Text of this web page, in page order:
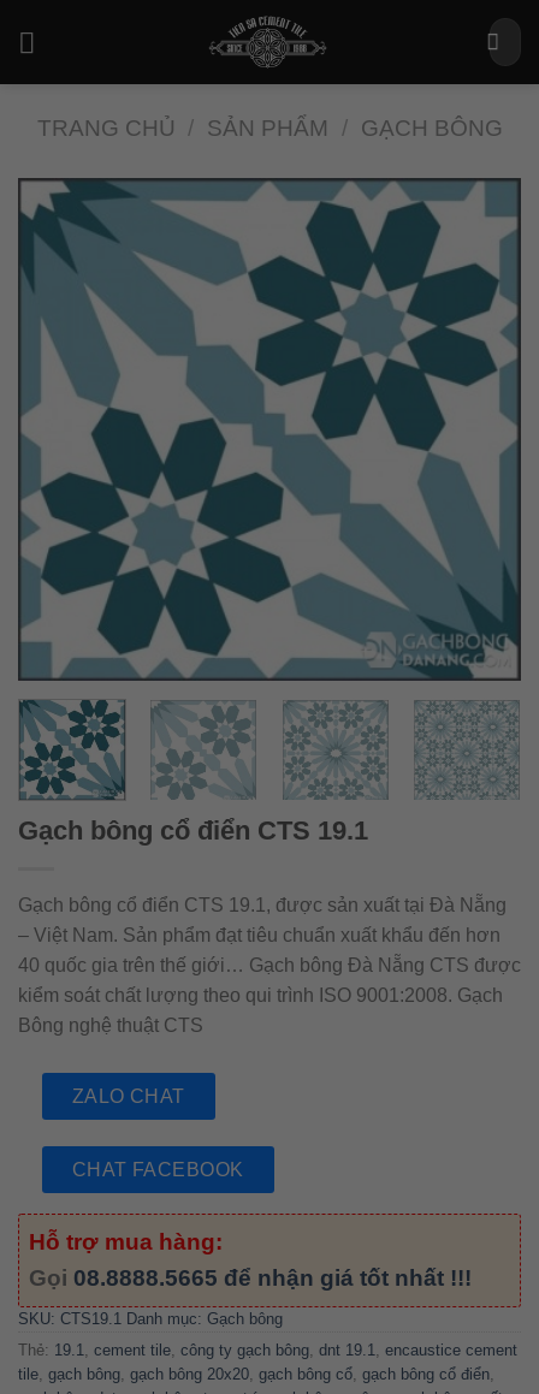
Tìm
kiếm:
TRANG CHỦ / SẢN PHẨM / GẠCH BÔNG
Gạch bông cổ điển CTS 19.1
Gạch bông cổ điển CTS 19.1, được sản xuất tại Đà Nẵng
– Việt Nam. Sản phẩm đạt tiêu chuẩn xuất khẩu đến hơn
40 quốc gia trên thế giới… Gạch bông Đà Nẵng CTS được
kiểm soát chất lượng theo qui trình ISO 9001:2008. Gạch
Bông nghệ thuật CTS
ZALO CHAT
CHAT FACEBOOK
Hỗ trợ mua hàng:
Gọi 08.8888.5665 để nhận giá tốt nhất !!!
SKU: CTS19.1 Danh mục: Gạch bông
Thẻ: 19.1 cement tile công ty gạch bông dnt 19.1
encaustice cement
tile gạch bông gạch bông 20x20 gạch bông cổ gạch bông cổ điển